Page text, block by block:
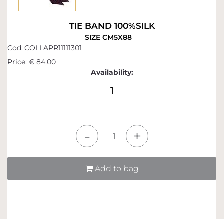
TIE BAND 100%SILK
SIZE CM5X88
Cod:COLLAPR11111301
Price: € 84,00
Availability:
1
Add to bag